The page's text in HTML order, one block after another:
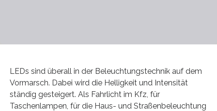
LEDs sind überall in der Beleuchtungstechnik auf dem
Vormarsch. Dabei wird die Helligkeit und Intensität
ständig gesteigert. Als Fahrlicht im Kfz, für
Taschenlampen, für die Haus- und Straßenbeleuchtung